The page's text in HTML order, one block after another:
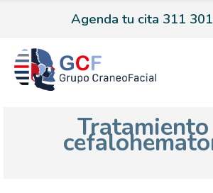
Agenda tu cita 311